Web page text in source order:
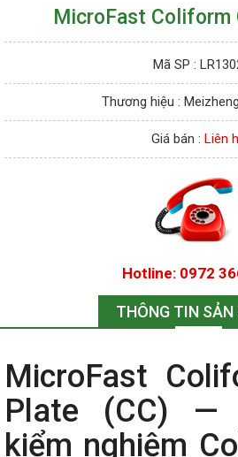
MicroFast Coliform
Mã SP :
Thương hiệu :
Giá bán : Liên
Hotline: 0972
THÔNG TIN SẢN
MicroFast
Plate (CC) —
kiểm nghiệm